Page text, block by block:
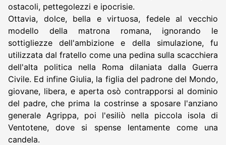
ostacoli, pettegolezzi e ipocrisie.
Ottavia, dolce, bella e virtuosa, fedele al vecchio
modello della matrona romana, ignorando le
sottigliezze dell'ambizione e della simulazione, fu
utilizzata dal fratello come una pedina sulla scacchiera
dell'alta politica nella Roma dilaniata dalla Guerra
Civile. Ed infine Giulia, la figlia del padrone del Mondo,
giovane, libera, e aperta osò contrapporsi al dominio
del padre, che prima la costrinse a sposare l'anziano
generale Agrippa, poi l'esiliò nella piccola isola di
Ventotene, dove si spense lentamente come una
candela.